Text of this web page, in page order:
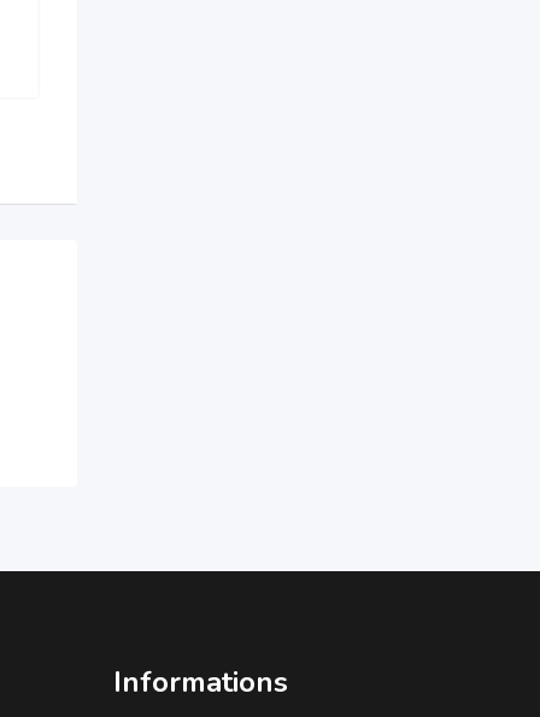
Informations